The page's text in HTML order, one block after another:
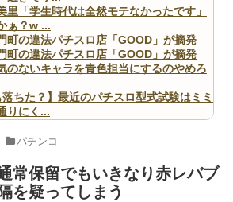
里「学生時代は全然モテなかったです」
ぁ？w ...
町の違法パチスロ店「GOOD」が摘発
町の違法パチスロ店「GOOD」が摘発
のないキャラを青色担当にするのやめろ
落ちた？】最近のパチスロ型式試験はミミ
りにく...
て？...
パチンコ
保留でもいきなり赤レバブ
を疑ってしまう